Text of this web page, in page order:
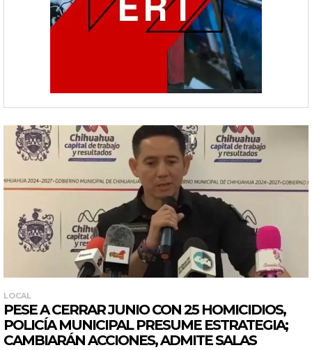
LOCAL
PESE A CERRAR JUNIO CON 25 HOMICIDIOS,
POLICÍA MUNICIPAL PRESUME ESTRATEGIA;
CAMBIARÁN ACCIONES, ADMITE SALAS